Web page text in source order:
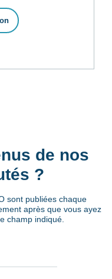
de nos
?
sont publiées chaque
après que vous ayez
champ indiqué.